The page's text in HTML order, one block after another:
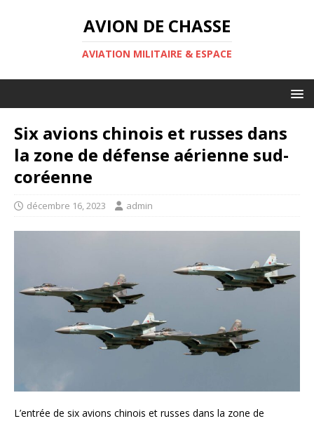
AVION DE CHASSE
AVIATION MILITAIRE & ESPACE
Six avions chinois et russes dans
la zone de défense aérienne sud-
coréenne
décembre 16, 2023 admin
L’entrée de six avions chinois et russes dans la zone de